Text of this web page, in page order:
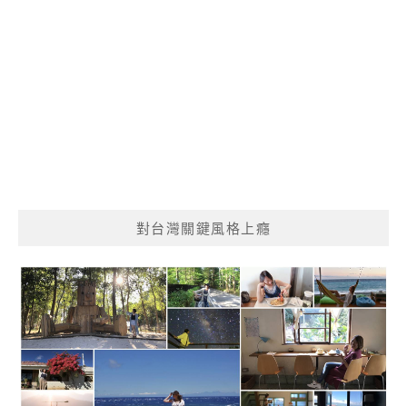
對台灣關鍵風格上癮